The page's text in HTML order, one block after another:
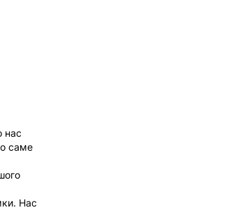
нас
саме
Нас
ЗНИЖКИ ПРИХОДЯТЬ НА